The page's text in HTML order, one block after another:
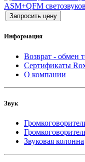
ASM+QFM
Запросить цену
Информация
Возврат - обмен
Сертификаты
О компании
Звук
Звуковая колонна